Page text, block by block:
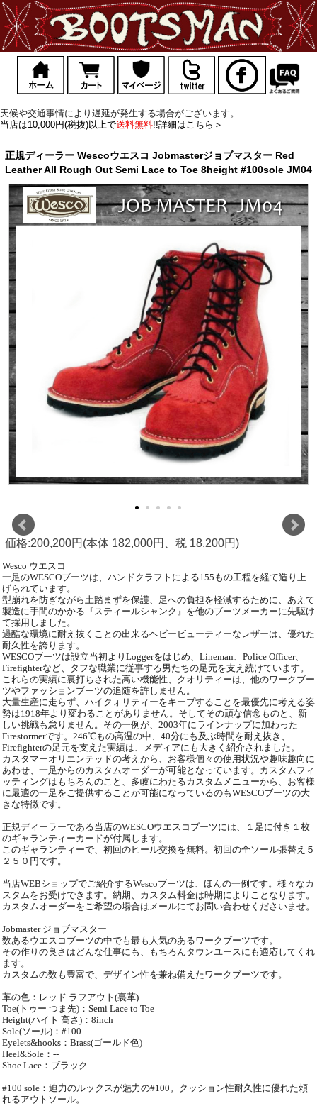
天候や交通事情により遅延が発生する場合がございます。
当店は10,000円(税抜)以上で送料無料!!詳細はこちら＞
正規ディーラー Wescoウエスコ Jobmasterジョブマスター Red
Leather All Rough Out Semi Lace to Toe 8height #100sole JM04
価格:200,200円(本体 182,000円、税 18,200円)
Wesco ウエスコ
一足のWESCOブーツは、ハンドクラフトによる155もの工程を経て造り上
げられています。
型崩れを防ぎながら土踏まずを保護、足への負担を軽減するために、あえて
製造に手間のかかる『スティールシャンク』を他のブーツメーカーに先駆け
て採用しました。
過酷な環境に耐え抜くことの出来るヘビービューティーなレザーは、優れた
耐久性を誇ります。
WESCOブーツは設立当初よりLoggerをはじめ、Lineman、Police Officer、
Firefighterなど、タフな職業に従事する男たちの足元を支え続けています。
これらの実績に裏打ちされた高い機能性、クオリティーは、他のワークブー
ツやファッションブーツの追随を許しません。
大量生産に走らず、ハイクォリティーをキープすることを最優先に考える姿
勢は1918年より変わることがありません。そしてその頑な信念ものと、新
しい挑戦も怠りません。その一例が、2003年にラインナップに加わった
Firestormerです。246℃もの高温の中、40分にも及ぶ時間を耐え抜き、
Firefighterの足元を支えた実績は、メディアにも大きく紹介されました。
カスタマーオリエンテッドの考えから、お客様個々の使用状況や趣味趣向に
あわせ、一足からのカスタムオーダーが可能となっています。カスタムフィ
ッティングはもちろんのこと、多岐にわたるカスタムメニューから、お客様
に最適の一足をご提供することが可能になっているのもWESCOブーツの大
きな特徴です。
正規ディーラーである当店のWESCOウエスコブーツには、１足に付き１枚
のギャランティーカードが付属します。
このギャランティーで、初回のヒール交換を無料。初回の全ソール張替え５
２５０円です。
当店WEBショップでご紹介するWescoブーツは、ほんの一例です。様々なカ
スタムをお受けできます。納期、カスタム料金は時期によりことなります。
カスタムオーダーをご希望の場合はメールにてお問い合わせくださいませ。
Jobmaster ジョブマスター
数あるウエスコブーツの中でも最も人気のあるワークブーツです。
その作りの良さはどんな仕事にも、もちろんタウンユースにも適応してくれ
ます。
カスタムの数も豊富で、デザイン性を兼ね備えたワークブーツです。
革の色：レッド ラフアウト(裏革)
Toe(トゥー つま先)：Semi Lace to Toe
Height(ハイト 高さ)：8inch
Sole(ソール)：#100
Eyelets&hooks：Brass(ゴールド色)
Heel&Sole：--
Shoe Lace：ブラック
#100 sole：迫力のルックスが魅力の#100。クッション性耐久性に優れた頼
れるアウトソール。